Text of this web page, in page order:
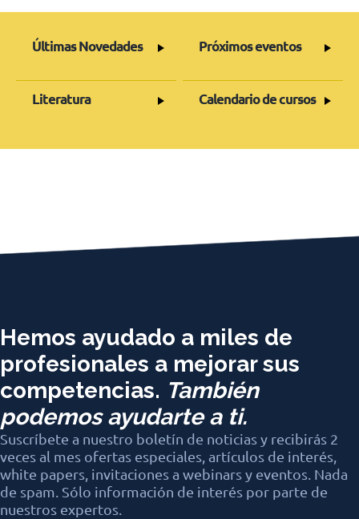
Últimas Novedades Próximos eventos
Literatura Calendario de cursos
Hemos ayudado a miles de
profesionales a mejorar sus
competencias. También
podemos ayudarte a ti.
Suscríbete a nuestro boletín de noticias y recibirás 2
veces al mes ofertas especiales, artículos de interés,
white papers, invitaciones a webinars y eventos. Nada
de spam. Sólo información de interés por parte de
nuestros expertos.